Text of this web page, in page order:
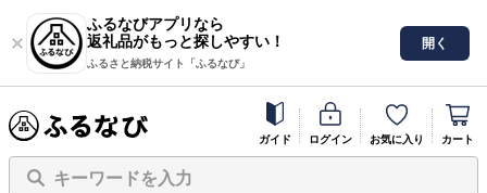
ふるなびアプリなら
返礼品がもっと探しやすい！
ふるさと納税サイト「ふるなび」
開く
ガイド ログイン お気に入り カート
キーワードを入力